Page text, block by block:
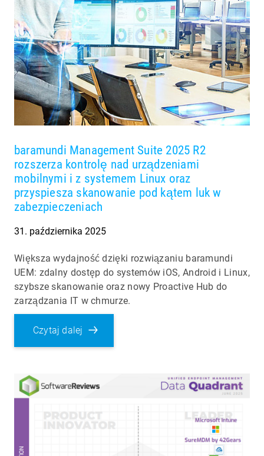
baramundi Management Suite 2025 R2
rozszerza kontrolę nad urządzeniami
mobilnymi i z systemem Linux oraz
przyspiesza skanowanie pod kątem luk w
zabezpieczeniach
31. października 2025
Większa wydajność dzięki rozwiązaniu baramundi
UEM: zdalny dostęp do systemów iOS, Android i Linux,
szybsze skanowanie oraz nowy Proactive Hub do
zarządzania IT w chmurze.
Czytaj dalej